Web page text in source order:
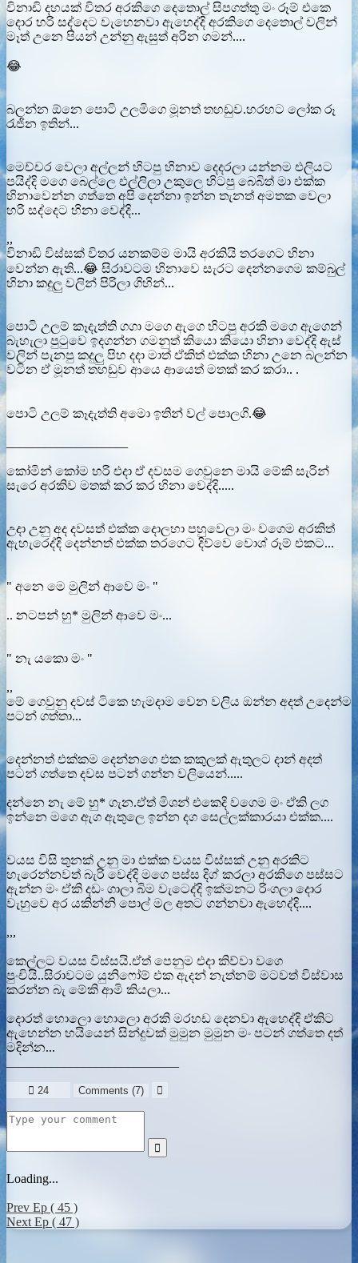
විනාඩි දහයක් විතර අරකිගෙ දෙතොල් සිපගත්තු මං රූම් එකෙ
දොර හරි සද්දෙට වැහෙනවා ඇහෙද්දි අරකිගෙ දෙතොල් වලින්
මෑත් උනෙ පියන් උන්නු ඇසුත් අරින ගමන්....
😂
බලන්න ඕනෙ පොටි උලමිගෙ මූනත් තහඩුව.හරහට ලෝක රූ
රැජින ඉතින්...
මෙච්චර වෙලා අල්ලන් හිටපු හිනාව දෙදරලා යන්නම එලියට
පයිද්දි මගෙ බෙල්ලෙ එල්ලිලා උකුලෙ හිටපු බෙබිත් මා එක්ක
හිනාවෙන්න ගත්තෙ අපි දෙන්නා ඉන්න තැනත් අමතක වෙලා
හරි සද්දෙට හිනා වෙද්දි...
,,
විනාඩි විස්සක් විතර යනකම්ම මායි අරකියි තරගෙට හිනා
වෙන්න ඇති...😂 සිරාවටම හිනාවෙ සැරට දෙන්නගෙම කම්බුල්
හිනා කදුලු වලින් පිරිලා ගිහින්...
පොටි උලම් කෑදැත්ති ගගා මගෙ ඇගෙ හිටපු අරකි මගෙ ඇගෙන්
බැහැලා පුටුවෙ ඉදගන්න ගමනුත් කියො කියො හිනා වෙද්දි ඇස්
වලින් පැනපු කදුලු පිහ දදා මාත් ඒකිත් එක්ක හිනා උනෙ බලන්න
වටින ඒ මූනත් තහඩුව ආයෙ ආයෙත් මතක් කර කරා.. .
පොටි උලම් කෑදැත්ති අමො ඉතින් වල් පොලගි.😂
කෝමින් කෝම හරි එදා ඒ දවසම ගෙවුනෙ මායි මේකි සැරින්
සැරෙ අරකිව මතක් කර කර හිනා වෙද්දි.....
උදා උනු අද දවසත් එක්ක දොලහා පහුවෙලා මං වගෙම අරකිත්
ඇහැරෙද්දි දෙන්නත් එක්ක තරගෙට දිව්වෙ වොශ් රූම් එකට...
" අනෙ මෙ මුලින් ආවෙ මං "
.. නටපන් හු* මුලින් ආවෙ මං...
" නැ යකො මං "
,,
මේ ගෙවුනු දවස් ටිකෙ හැමදාම වෙන වලිය ඔන්න අදත් උදෙන්ම
පටන් ගත්තා...
දෙන්නත් එක්කම දෙන්නගෙ එක කකුලක් ඇතුලට දාන් අදත්
පටන් ගත්තෙ දවස පටන් ගන්න වලියෙන්.....
දන්නෙ නැ මේ හු* ගැන.ඒත් මිශන් එකෙදි වගෙම මං ඒකි ලග
ඉන්නෙ මගෙ ඇග ඇතුලෙ ඉන්න දග සෙල්ලක්කාරයා එක්ක....
වයස විසි තුනක් උනු මා එක්ක වයස විස්සක් උනු අරකිට
හැරෙන්නවත් බැරි වෙද්දි මගෙ පස්ස දිග් කරලා අරකිගෙ පස්සට
ඇන්න මං ඒකි දඩං ගාලා බිම වැටෙද්දි ඉක්මනට රිංගලා දොර
වැහුවෙ අර යකින්නි පොල් මල අතට ගන්නවා ඇහෙද්දි....
,,,
කෙල්ලට වයස විස්සයි.ඒත් පෙනුම එදා කිව්වා වගෙ
පුංචියි..සිරාවටම යුනිෆෝම් එක ඇදන් නැත්නම් මටවත් විස්වාස
කරන්න බැ මේකි ආමි කියලා...
දොරත් හොලො හොලො අරකි මරහඩ දෙනවා ඇහෙද්දි ඒකිට
ඇහෙන්න හයියෙන් සින්දුවක් මුමුන මුමුන මං පටන් ගත්තෙ දත්
මදින්න...
 24 Comments (7) 

Loading...
Prev Ep ( 45 )
Next Ep ( 47 )